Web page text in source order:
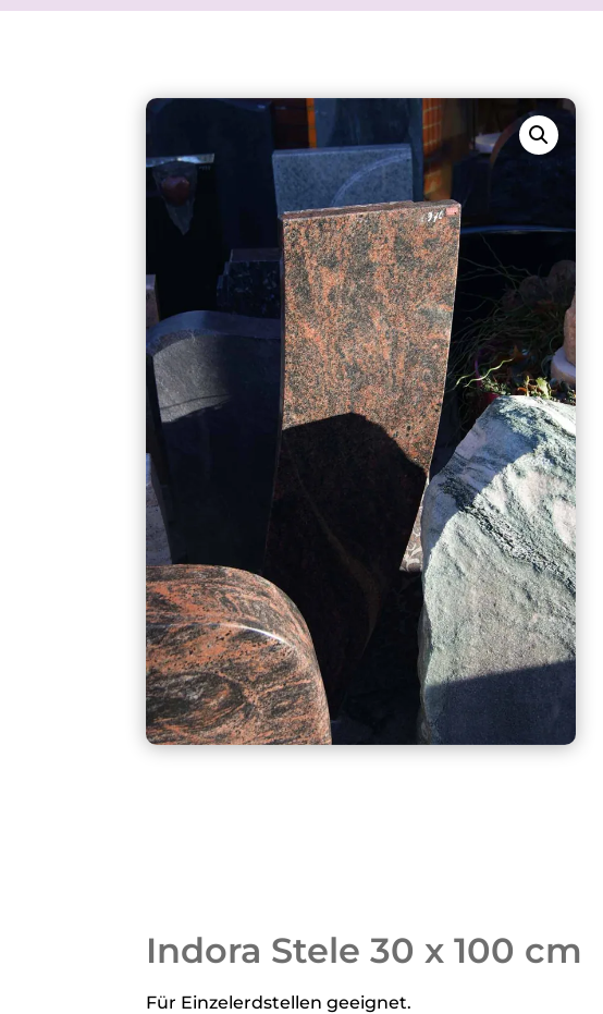
Indora Stele 30 x 100 cm
Für Einzelerdstellen geeignet.